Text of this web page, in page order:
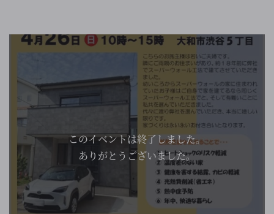
このイベントは終了しました。
ありがとうございました。